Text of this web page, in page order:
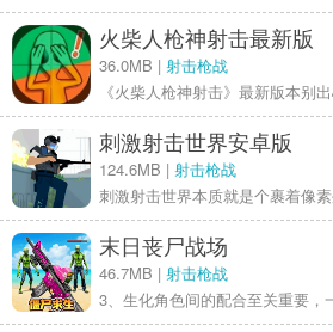
火柴人枪神射击最新版
36.0MB | 射击枪战
刺激射击世界安卓版
124.6MB | 射击枪战
末日丧尸战场
46.7MB | 射击枪战